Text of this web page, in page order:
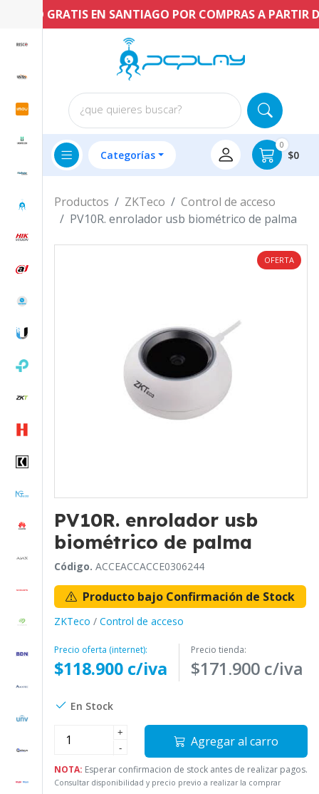
GRATIS EN SANTIAGO POR COMPRAS A PARTIR DE
¿que quieres buscar?
Categorías
0
$0
Productos ZKTeco
Control de acceso
PV10R. enrolador usb biométrico de palma
OFERTA
PV10R. enrolador usb
biométrico de palma
Código. ACCEACCACCE0306244
Producto bajo Confirmación de Stock
ZKTeco / Control de acceso
Precio oferta (internet):
$118.900 c/iva
Precio tienda:
$171.900 c/iva
En Stock
+
-
Agregar al carro
NOTA: Esperar confirmacion de stock antes de realizar pagos.
Consultar disponibilidad y precio previo a realizar la comprar